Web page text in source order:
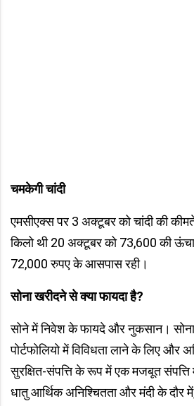
चमकेगी चांदी
एमसीएक्स पर 3 अक्टूबर को चांदी की
किलो थी 20 अक्टूबर को 73,600 की
72,000 रुपए के आसपास रही।
सोना खरीदने से क्या फायदा है?
सोने में निवेश के फायदे और नुकसान।
पोर्टफोलियो में विविधता लाने के लिए और
सुरक्षित-संपत्ति के रूप में एक मजबूत संपत्ति
धातु आर्थिक अनिश्चितता और मंदी के दौर